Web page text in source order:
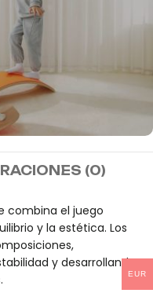
(0)
combina el juego
y la estética. Los
y desarrollando
EUR